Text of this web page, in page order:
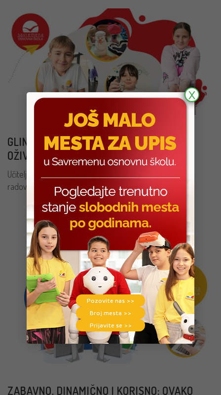
GLINAMOL ČAROLIJA: UČENICI IV-3
OŽIVLJAVAJU LIKOVNU KULTURU
Učiteljica sa oduševljenjem deli radost zbog izvanrednih
radova koje su stvorili đaci.
PROČITAJ VIŠE
ZABAVNO, DINAMIČNO I KORISNO: OVAKO
Pozovite nas >>
Broj mesta >>
Prijavite se >>
X